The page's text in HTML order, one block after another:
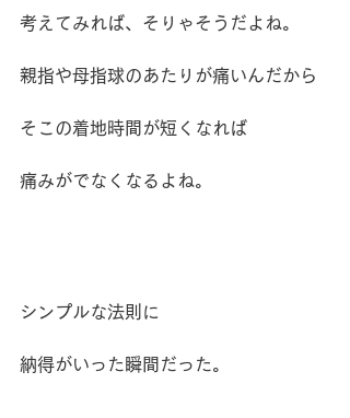
考えてみれば、そりゃそうだよね。
親指や母指球のあたりが痛いんだから
そこの着地時間が短くなれば
痛みがでなくなるよね。
シンプルな法則に
納得がいった瞬間だった。